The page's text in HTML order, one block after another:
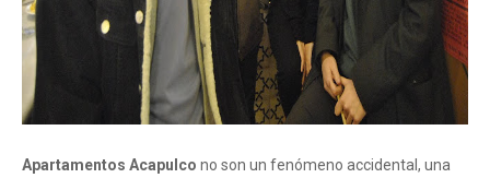
Apartamentos Acapulco no son un fenómeno accidental, una